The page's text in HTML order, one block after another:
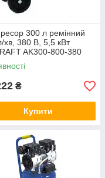
300 л ремінний
хв, 380 В, 5,5 кВт
AK300-800-380
₴
Купити